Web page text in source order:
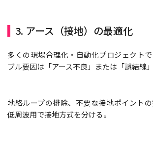
3. アース（接地）の最適化
多くの現場合理化・自動化プロジェクト
ブル要因は「アース不良」または「誤結線」
地絡ループの排除、不要な接地ポイント
低周波用で接地方式を分ける。